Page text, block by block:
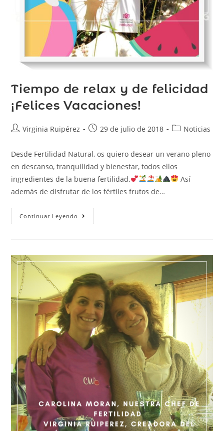
Tiempo de relax y de felicidad
¡Felices Vacaciones!
Virginia Ruipérez 29 de julio de 2018 Noticias
Desde Fertilidad Natural, os quiero desear un verano pleno
en descanso, tranquilidad y bienestar, todos ellos
ingredientes de la buena fertilidad.
Así
además de disfrutar de los fértiles frutos de…
Continuar Leyendo